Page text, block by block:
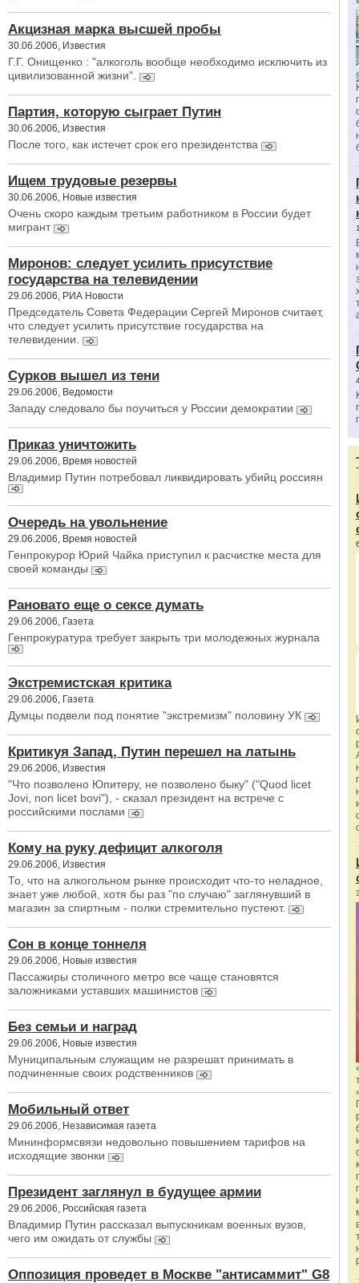
Акцизная марка высшей пробы
30.06.2006, Известия
Г.Г. Онищенко : "алкоголь вообще необходимо исключить из
цивилизованной жизни".
Партия, которую сыграет Путин
30.06.2006, Известия
После того, как истечет срок его президентства
Ищем трудовые резервы
30.06.2006, Новые известия
Очень скоро каждым третьим работником в России будет
мигрант
Миронов: следует усилить присутствие
государства на телевидении
29.06.2006, РИА Новости
Председатель Совета Федерации Сергей Миронов считает,
что следует усилить присутствие государства на
телевидении.
Сурков вышел из тени
29.06.2006, Ведомости
Западу следовало бы поучиться у России демократии
Приказ уничтожить
29.06.2006, Время новостей
Владимир Путин потребовал ликвидировать убийц россиян
Очередь на увольнение
29.06.2006, Время новостей
Генпрокурор Юрий Чайка приступил к расчистке места для
своей команды
Рановато еще о сексе думать
29.06.2006, Газета
Генпрокуратура требует закрыть три молодежных журнала
Экстремистская критика
29.06.2006, Газета
Думцы подвели под понятие "экстремизм" половину УК
Критикуя Запад, Путин перешел на латынь
29.06.2006, Известия
"Что позволено Юпитеру, не позволено быку" ("Quod licet
Jovi, non licet bovi"), - сказал президент на встрече с
российскими послами
Кому на руку дефицит алкоголя
29.06.2006, Известия
То, что на алкогольном рынке происходит что-то неладное,
знает уже любой, хотя бы раз "по случаю" заглянувший в
магазин за спиртным - полки стремительно пустеют.
Сон в конце тоннеля
29.06.2006, Новые известия
Пассажиры столичного метро все чаще становятся
заложниками уставших машинистов
Без семьи и наград
29.06.2006, Новые известия
Муниципальным служащим не разрешат принимать в
подчиненные своих родственников
Мобильный ответ
29.06.2006, Независимая газета
Мининформсвязи недовольно повышением тарифов на
исходящие звонки
Президент заглянул в будущее армии
29.06.2006, Российская газета
Владимир Путин рассказал выпускникам военных вузов,
чего им ожидать от службы
Оппозиция проведет в Москве "антисаммит" G8